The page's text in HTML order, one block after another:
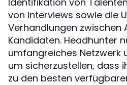
von Interviews sowie die
Verhandlungen zwischen
Kandidaten. Headhunter
umfangreiches Netzwerk
um sicherzustellen, dass
zu den besten